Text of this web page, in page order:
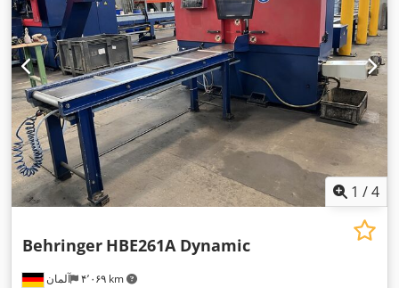
1 /4
آلمان ۴٬۰۶۹ km
Behringer HBE261A Dynamic